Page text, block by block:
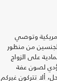
وتوصي
من منظور
على الزواج
يؤدي لصون عفة
ألا تتركون غيركم